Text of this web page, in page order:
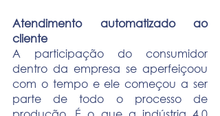
Atendimento automatizado ao
cliente
A participação do consumidor
dentro da empresa se aperfeiçoou
com o tempo e ele começou a ser
parte de todo o processo de